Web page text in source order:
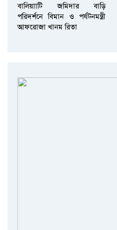
বালিয়াাটি জমিদার বাড়ি
পরিদর্শনে বিমান ও পর্যটনমন্ত্রী
আফরোজা খানম রিতা